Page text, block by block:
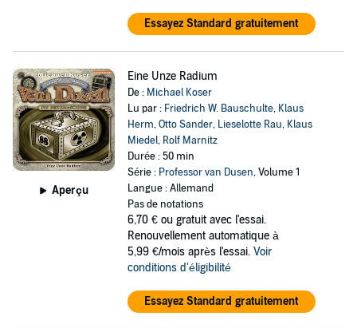
Essayez Standard gratuitement
Aperçu
Eine Unze Radium
De : Michael Koser
Lu par : Friedrich W. Bauschulte, Klaus
Herm,Otto Sander, Lieselotte Rau, Klaus
Miedel, Rolf Marnitz
Durée : 50 min
Série : Professor van Dusen, Volume 1
Langue : Allemand
Pas de notations
6,70 € ou gratuit avec l'essai.
Renouvellement automatique à
5,99 €/mois après l'essai. Voir
conditions d'éligibilité
Essayez Standard gratuitement